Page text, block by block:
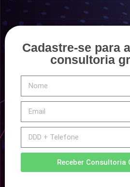
Cadastre-se para
consultoria
Receber Consultoria